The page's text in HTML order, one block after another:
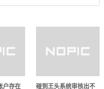
户存在
碰到王头系统审核出不